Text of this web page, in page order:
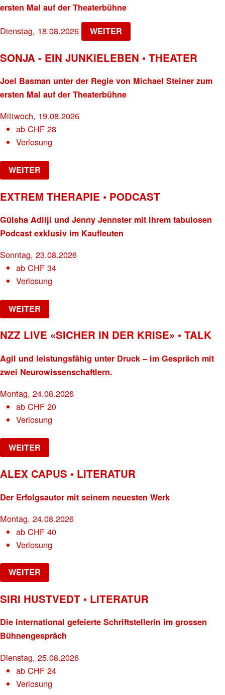
ersten Mal auf der Theaterbühne
Dienstag, 18.08.2026 WEITER
SONJA - EIN JUNKIELEBEN • THEATER
Joel Basman unter der Regie von Michael Steiner zum
ersten Mal auf der Theaterbühne
Mittwoch, 19.08.2026
abCHF 28
Verlosung
WEITER
EXTREM THERAPIE • PODCAST
Gülsha Adilji und Jenny Jennster mit ihrem tabulosen
Podcast exklusiv im Kaufleuten
Sonntag, 23.08.2026
abCHF 34
Verlosung
WEITER
NZZ LIVE «SICHER IN DER KRISE» • TALK
Agil und leistungsfähig unter Druck – im Gespräch mit
zwei Neurowissenschaftlern.
Montag, 24.08.2026
abCHF 20
Verlosung
WEITER
ALEX CAPUS • LITERATUR
Der Erfolgsautor mit seinem neuesten Werk
Montag, 24.08.2026
abCHF 40
Verlosung
WEITER
SIRI HUSTVEDT • LITERATUR
Die international gefeierte Schriftstellerin im grossen
Bühnengespräch
Dienstag, 25.08.2026
abCHF 24
Verlosung